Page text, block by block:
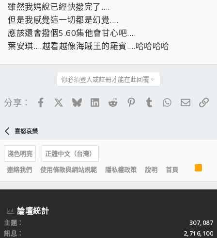
雖然我媽說已經快撥完了....
但是我感覺這一切都是幻覺....
應該還會撥個5.60集他會甘心吧....
葉安琪....越看越像海賊王的羅賓....哈哈哈哈
你必須登入或註冊才能在此回覆。
分享： FacebookBlueskyLinkedIn
Reddit PinterestTumblrWhatsApp
電子
喜怒哀樂
淺色明亮
正體中文（台灣）
連絡我們
使用條款與網站規範 隱私權政策 說明 首頁
R
S
S
論壇統計
主題
307,087
訊息
2,716,100